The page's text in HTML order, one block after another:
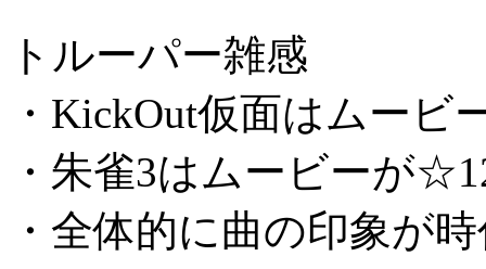
トルーパー雑感
・KickOut仮面はムービ
・朱雀3はムービーが
・全体的に曲の印象が